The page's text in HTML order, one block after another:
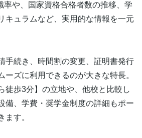
率や、国家資格合格者数の推移、学
キュラムなど、実用的な情報を一元
手続き、時間割の変更、証明書発行
ーズに利用できるのが大きな特長。
徒歩3分】の立地や、他校と比較し
備、学費・奨学金制度の詳細もポー
ます。